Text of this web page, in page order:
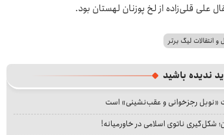
علی قلی‌زاده از لخ پوزنان لهستان بود.
و انتقالات لیگ برتر
ندیده باشید
«نوبل رجزخوانی و عقب‌نشینی» است
شکل‌گیری ناتوی اسلامی در خاورمیانه!